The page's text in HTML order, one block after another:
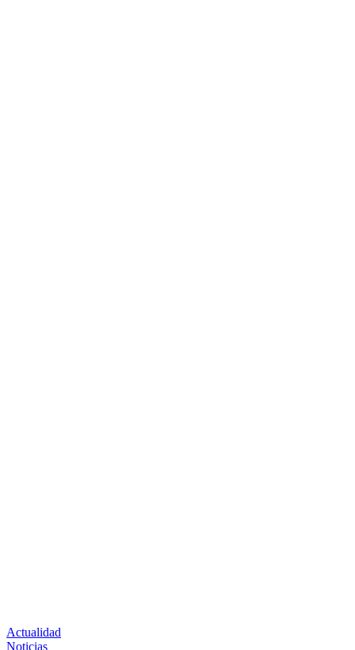
Actualidad
Noticias